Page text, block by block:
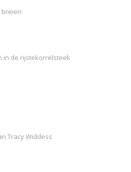
breien
in de rijstekorrelsteek
Tracy Widdess